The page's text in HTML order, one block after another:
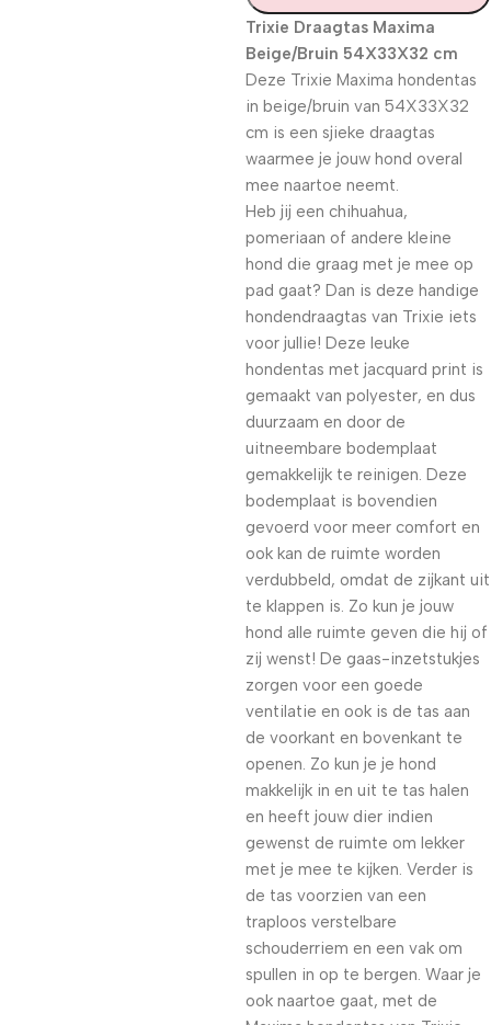
Trixie Draagtas Maxima
Beige/Bruin 54X33X32 cm
Deze Trixie Maxima hondentas
in beige/bruin van 54X33X32
cm is een sjieke draagtas
waarmee je jouw hond overal
mee naartoe neemt.
Heb jij een chihuahua,
pomeriaan of andere kleine
hond die graag met je mee op
pad gaat? Dan is deze handige
hondendraagtas van Trixie iets
voor jullie! Deze leuke
hondentas met jacquard print is
gemaakt van polyester, en dus
duurzaam en door de
uitneembare bodemplaat
gemakkelijk te reinigen. Deze
bodemplaat is bovendien
gevoerd voor meer comfort en
ook kan de ruimte worden
verdubbeld, omdat de zijkant uit
te klappen is. Zo kun je jouw
hond alle ruimte geven die hij of
zij wenst! De gaas-inzetstukjes
zorgen voor een goede
ventilatie en ook is de tas aan
de voorkant en bovenkant te
openen. Zo kun je je hond
makkelijk in en uit te tas halen
en heeft jouw dier indien
gewenst de ruimte om lekker
met je mee te kijken. Verder is
de tas voorzien van een
traploos verstelbare
schouderriem en een vak om
spullen in op te bergen. Waar je
ook naartoe gaat, met de